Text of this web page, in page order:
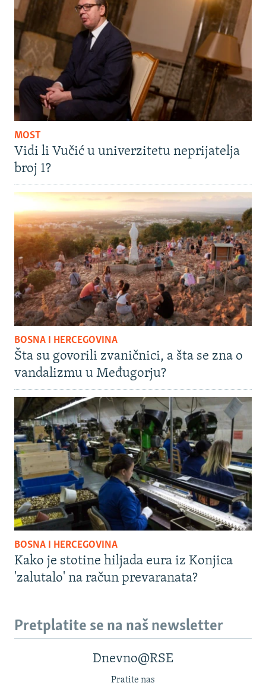
MOST
Vidi li Vučić u univerzitetu neprijatelja
broj 1?
BOSNA I HERCEGOVINA
Šta su govorili zvaničnici, a šta se zna o
vandalizmu u Međugorju?
BOSNA I HERCEGOVINA
Kako je stotine hiljada eura iz Konjica
'zalutalo' na račun prevaranata?
Pretplatite se na naš newsletter
Dnevno@RSE
Pratite nas